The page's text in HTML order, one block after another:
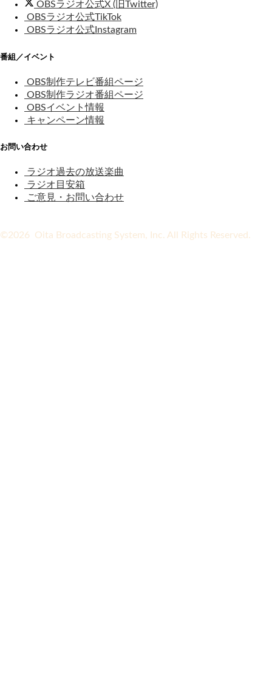
OBSラジオ公式X (旧Twitter)
OBSラジオ公式TikTok
OBSラジオ公式Instagram
番組／イベント
OBS制作テレビ番組ページ
OBS制作ラジオ番組ページ
OBSイベント情報
キャンペーン情報
お問い合わせ
ラジオ過去の放送楽曲
ラジオ目安箱
ご意見・お問い合わせ
©2026 Oita Broadcasting System, Inc. All Rights Reserved.